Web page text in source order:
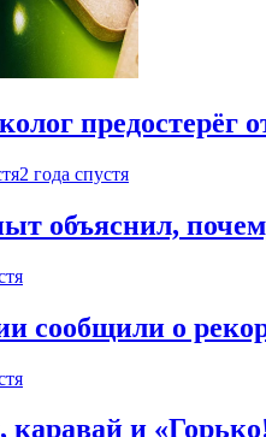
предостерёг
2 года спустя
объяснил,
сообщили о
и